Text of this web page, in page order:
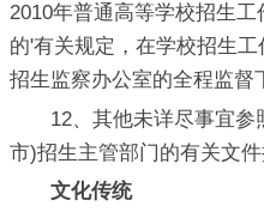
2010年普通高等学校招生
的'有关规定，在学校招生工
招生监察办公室的全程监督
12、其他未详尽事宜参
市)招生主管部门的有关文件
文化传统